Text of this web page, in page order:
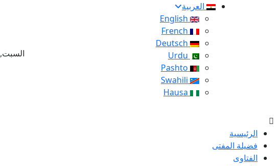
العربية
السبت, 08 أغسطس 2026 – 25 صفر 1448 هـ
الرئيسية
فضيلة المفتى
الفتاوى